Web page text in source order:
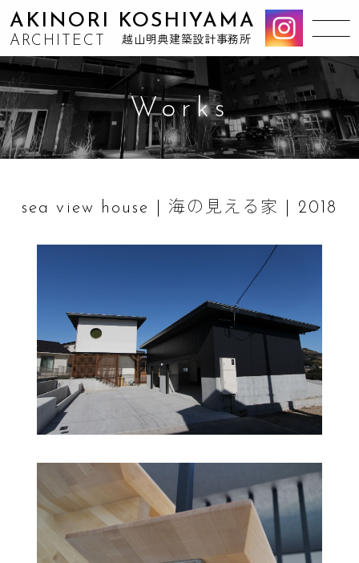
AKINORI KOSHIYAMA
ARCHITECT 越山明典建築設計事務所
Works
sea view house | 海の見える家 | 2018